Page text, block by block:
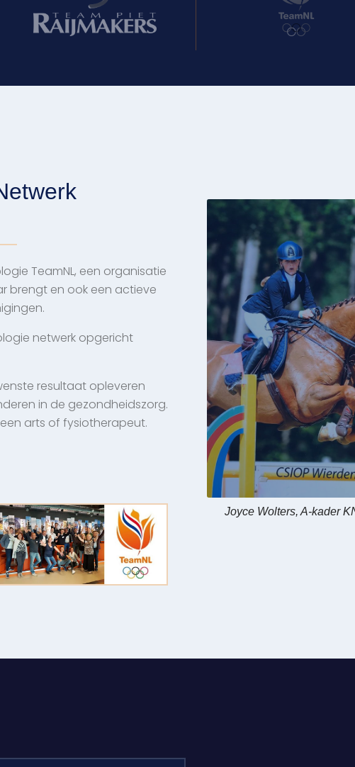
TeamNL, een organisatie
brengt en ook een actieve
netwerk opgericht
resultaat opleveren
in de gezondheidszorg.
arts of fysiotherapeut.
Joyce Wolters, A-kader